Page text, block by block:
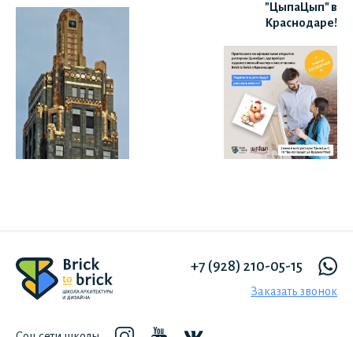
"ЦыпаЦып" в
Краснодаре!
+7 (928) 210-05-15
Заказать звонок